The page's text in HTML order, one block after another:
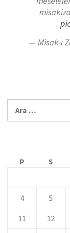
— Misak-ı
P
S
4 5
11 12